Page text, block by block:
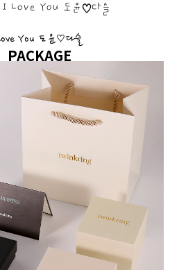
Love You 도윤♡다슬
You 도윤♡다슬
PACKAGE